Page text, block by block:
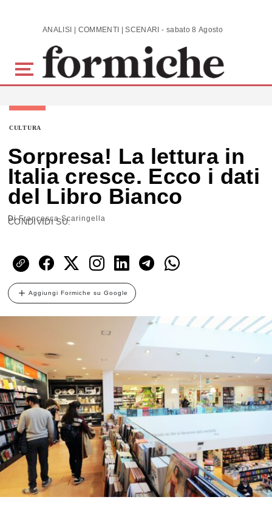
Skip to main content ANALISI | COMMENTI | SCENARI - sabato 8 Agosto 2026
CULTURA
Sorpresa! La lettura in
Italia cresce. Ecco i dati
del Libro Bianco
DiFrancesca Scaringella
CONDIVIDI SU:
Aggiungi Formiche su Google